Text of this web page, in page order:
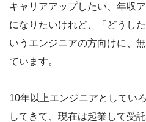
キャリアアップしたい、年収
になりたいけれど、「どうし
いうエンジニアの方向けに、
ています。
10年以上エンジニアとしてい
してきて、現在は起業して受